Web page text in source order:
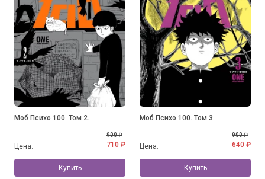
Моб Психо 100. Том 2.
Цена:
900 ₽
710 ₽
Купить
Моб Психо 100. Том 3.
Цена:
900 ₽
640 ₽
Купить